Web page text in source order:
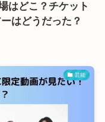
はどこ？チケット
はどうだった？
芸能